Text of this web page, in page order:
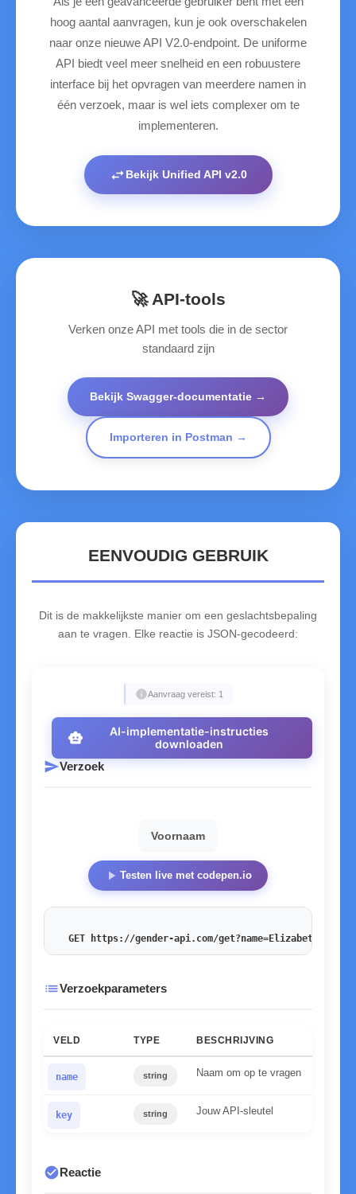
hoog aantal aanvragen, kun je ook overschakelen
naar onze nieuwe API V2.0-endpoint. De uniforme
API biedt veel meer snelheid en een robuustere
interface bij het opvragen van meerdere namen in
één verzoek, maar is wel iets complexer om te
implementeren.
swap_horizBekijk Unified API v2.0
🚀 API‑tools
Verken onze API met tools die in de sector
standaard zijn
Bekijk Swagger‑documentatie →
Importeren in Postman →
EENVOUDIG GEBRUIK
Dit is de makkelijkste manier om een geslachtsbepaling
aan te vragen. Elke reactie is JSON-gecodeerd:
infoAanvraag vereist: 1
smart_toy
AI-implementatie-instructies
downloaden
sendVerzoek
Voornaam
play_arrow Testen live met codepen.io
GET https://gender-api.com/get?name=Elizabeth
listVerzoekparameters
VELD TYPE BESCHRIJVING
name string Naam om op te vragen
key string Jouw API-sleutel
check_circleReactie